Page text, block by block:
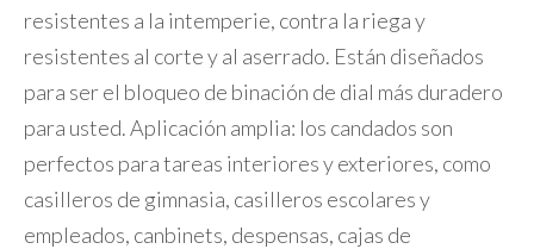
resistentes a la intemperie, contra la riega y
resistentes al corte y al aserrado. Están diseñados
para ser el bloqueo de binación de dial más duradero
para usted. Aplicación amplia: los candados son
perfectos para tareas interiores y exteriores, como
casilleros de gimnasia, casilleros escolares y
empleados, canbinets, despensas, cajas de